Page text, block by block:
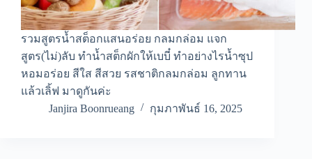
รวมสูตรน้ำสต็อกแสนอร่อย กลมกล่อม แจก
สูตร(ไม่)ลับ ทำน้ำสต็กผักให้เบบี๋ ทำอย่างไรน้ำซุป
หอมอร่อย สีใส สีสวย รสชาติกลมกล่อม ลูกทาน
แล้วเลิ้ฟ มาดูกันค่ะ
Janjira Boonrueang
กุมภาพันธ์ 16, 2025